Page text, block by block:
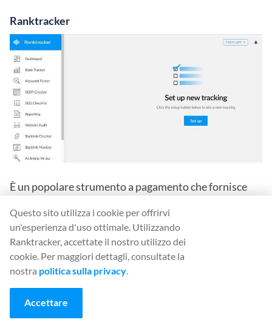
Ranktracker
È un popolare strumento a pagamento che fornisce
valuta l'autorità e l'affidabilità del profilo di link della
pagina di destinazione, utilizzando la misura UR (URL
rating). Il DR (domain rating) del sito web indica la
forza del suo profilo di backlink rispetto ad altri siti
backlink consente di impostare tutto con pochi clic.
Questo sito utilizza i cookie per offrirvi
un'esperienza d'uso ottimale. Utilizzando
Ranktracker, accettate il nostro utilizzo dei
cookie. Per maggiori dettagli, consultate la
nostra politica sulla privacy.
Accettare